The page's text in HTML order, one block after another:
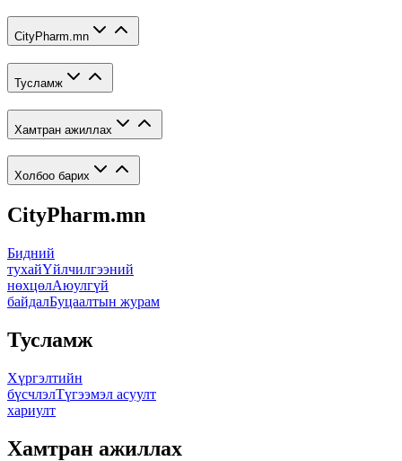
CityPharm.mn
Тусламж
Хамтран ажиллах
Холбоо барих
CityPharm.mn
Бидний
тухайҮйлчилгээний
нөхцөлАюулгүй
байдалБуцаалтын журам
Тусламж
Хүргэлтийн
бүсчлэлТүгээмэл асуулт
хариулт
Хамтран ажиллах